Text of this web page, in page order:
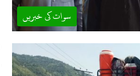
سوات کی خبریں